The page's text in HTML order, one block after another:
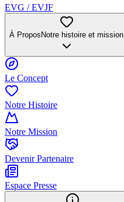
EVG / EVJF
À Propos Notre histoire et mission
Le Concept
Notre Histoire
Notre Mission
Devenir Partenaire
Espace Presse